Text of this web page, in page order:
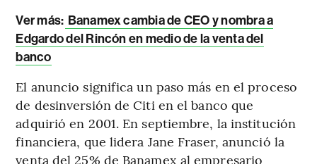
Ver más: Banamex cambia de CEO y nombra a
Edgardo del Rincón en medio de la venta del
banco
El anuncio significa un paso más en el proceso
de desinversión de Citi en el banco que
adquirió en 2001. En septiembre, la institución
financiera, que lidera Jane Fraser, anunció la
venta del 25% de Banamex al empresario